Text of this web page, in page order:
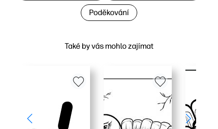
Také by vás mohlo zajímat
Poděkování